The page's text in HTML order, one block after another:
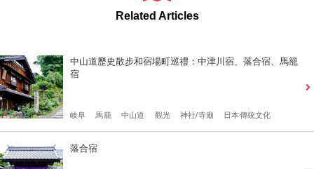
Related Articles
中山道歷史散步和宿場町巡禮：中津川宿、落合宿、馬籠
宿
岐阜 馬籠 中山道 觀光 神社/寺廟 日本傳統文化
落合宿